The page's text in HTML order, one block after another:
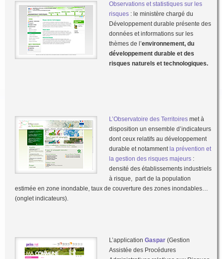
Observations et statistiques sur les
risques : le ministère chargé du
Développement durable présente des
données et informations sur les
thèmes de l’environnement, du
développement durable et des
risques naturels et technologiques.
L’Observatoire des Territoires met à
disposition un ensemble d’indicateurs
dont ceux relatifs au développement
durable et notamment la prévention et
la gestion des risques majeurs :
densité des établissements industriels
à risque, part de la population
estimée en zone inondable, taux de couverture des zones inondables…
(onglet indicateurs).
L’application Gaspar (Gestion
Assistée des Procédures